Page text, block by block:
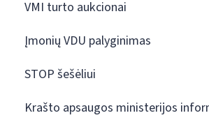
VMI turto aukcionai
Įmonių VDU palyginimas
STOP šešėliui
Krašto apsaugos ministerijos